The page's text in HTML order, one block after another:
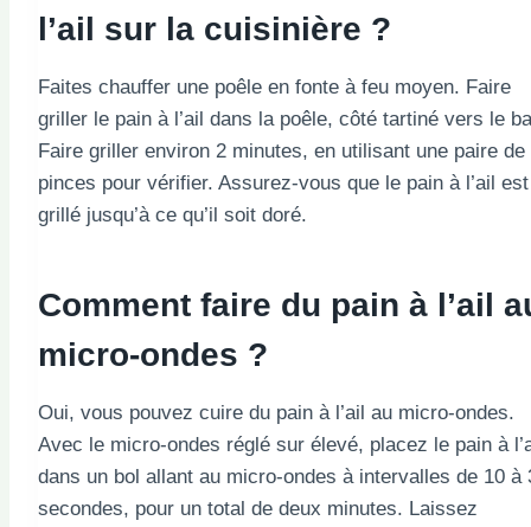
l’ail sur la cuisinière ?
Faites chauffer une poêle en fonte à feu moyen. Faire
griller le pain à l’ail dans la poêle, côté tartiné vers le
Faire griller environ 2 minutes, en utilisant une paire de
pinces pour vérifier. Assurez-vous que le pain à l’ail est
grillé jusqu’à ce qu’il soit doré.
Comment faire du pain à l’ail
micro-ondes ?
Oui, vous pouvez cuire du pain à l’ail au micro-ondes.
Avec le micro-ondes réglé sur élevé, placez le pain à
dans un bol allant au micro-ondes à intervalles de 10 à
secondes, pour un total de deux minutes. Laissez